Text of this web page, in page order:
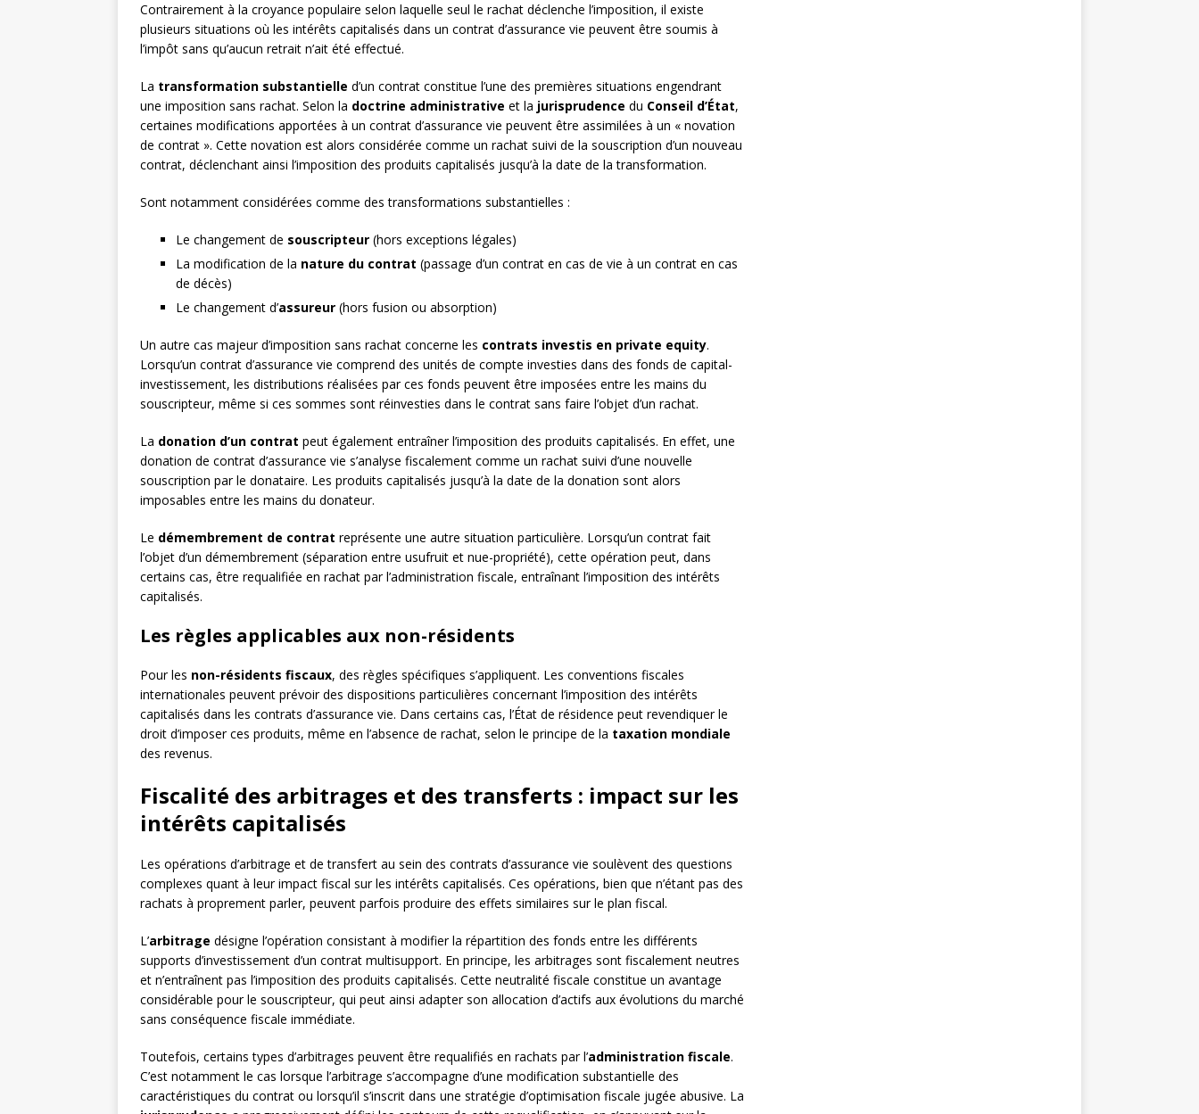
Contrairement à la croyance populaire selon laquelle seul le rachat déclenche l’imposition, il existe
plusieurs situations où les intérêts capitalisés dans un contrat d’assurance vie peuvent être soumis à
l’impôt sans qu’aucun retrait n’ait été effectué.
La transformation substantielle d’un contrat constitue l’une des premières situations engendrant
une imposition sans rachat. Selon la doctrine administrative et la jurisprudence du Conseil d’État,
certaines modifications apportées à un contrat d’assurance vie peuvent être assimilées à un « novation
de contrat ». Cette novation est alors considérée comme un rachat suivi de la souscription d’un nouveau
contrat, déclenchant ainsi l’imposition des produits capitalisés jusqu’à la date de la transformation.
Sont notamment considérées comme des transformations substantielles :
Le changement de souscripteur (hors exceptions légales)
La modification de la nature du contrat (passage d’un contrat en cas de vie à un contrat en cas
de décès)
Le changement d’assureur (hors fusion ou absorption)
Un autre cas majeur d’imposition sans rachat concerne les contrats investis en private equity.
Lorsqu’un contrat d’assurance vie comprend des unités de compte investies dans des fonds de capital-
investissement, les distributions réalisées par ces fonds peuvent être imposées entre les mains du
souscripteur, même si ces sommes sont réinvesties dans le contrat sans faire l’objet d’un rachat.
La donation d’un contrat peut également entraîner l’imposition des produits capitalisés. En effet, une
donation de contrat d’assurance vie s’analyse fiscalement comme un rachat suivi d’une nouvelle
souscription par le donataire. Les produits capitalisés jusqu’à la date de la donation sont alors
imposables entre les mains du donateur.
Le démembrement de contrat représente une autre situation particulière. Lorsqu’un contrat fait
l’objet d’un démembrement (séparation entre usufruit et nue-propriété), cette opération peut, dans
certains cas, être requalifiée en rachat par l’administration fiscale, entraînant l’imposition des intérêts
capitalisés.
Les règles applicables aux non-résidents
Pour les non-résidents fiscaux, des règles spécifiques s’appliquent. Les conventions fiscales
internationales peuvent prévoir des dispositions particulières concernant l’imposition des intérêts
capitalisés dans les contrats d’assurance vie. Dans certains cas, l’État de résidence peut revendiquer le
droit d’imposer ces produits, même en l’absence de rachat, selon le principe de la taxation mondiale
des revenus.
Fiscalité des arbitrages et des transferts : impact sur les
intérêts capitalisés
Les opérations d’arbitrage et de transfert au sein des contrats d’assurance vie soulèvent des questions
complexes quant à leur impact fiscal sur les intérêts capitalisés. Ces opérations, bien que n’étant pas des
rachats à proprement parler, peuvent parfois produire des effets similaires sur le plan fiscal.
L’arbitrage désigne l’opération consistant à modifier la répartition des fonds entre les différents
supports d’investissement d’un contrat multisupport. En principe, les arbitrages sont fiscalement neutres
et n’entraînent pas l’imposition des produits capitalisés. Cette neutralité fiscale constitue un avantage
considérable pour le souscripteur, qui peut ainsi adapter son allocation d’actifs aux évolutions du marché
sans conséquence fiscale immédiate.
Toutefois, certains types d’arbitrages peuvent être requalifiés en rachats par l’administration fiscale.
C’est notamment le cas lorsque l’arbitrage s’accompagne d’une modification substantielle des
caractéristiques du contrat ou lorsqu’il s’inscrit dans une stratégie d’optimisation fiscale jugée abusive. La